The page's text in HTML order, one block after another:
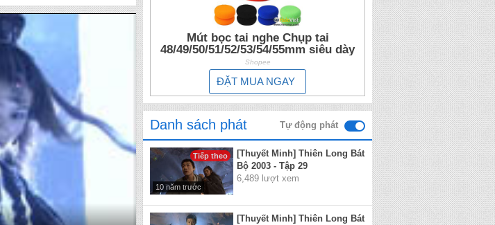
Mút bọc tai nghe Chụp tai
48/49/50/51/52/53/54/55mm siêu dày
Shopee
ĐẶT MUA NGAY
Danh sách phát Tự động phát
Tiếp theo
10 năm trước
[Thuyết Minh] Thiên Long Bát
Bộ 2003 - Tập 29
6,489 lượt xem
[Thuyết Minh] Thiên Long Bát